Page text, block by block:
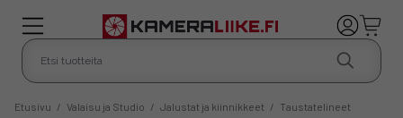
Etusivu / Valaisu ja Studio / Jalustat ja kiinnikkeet / Taustatelineet